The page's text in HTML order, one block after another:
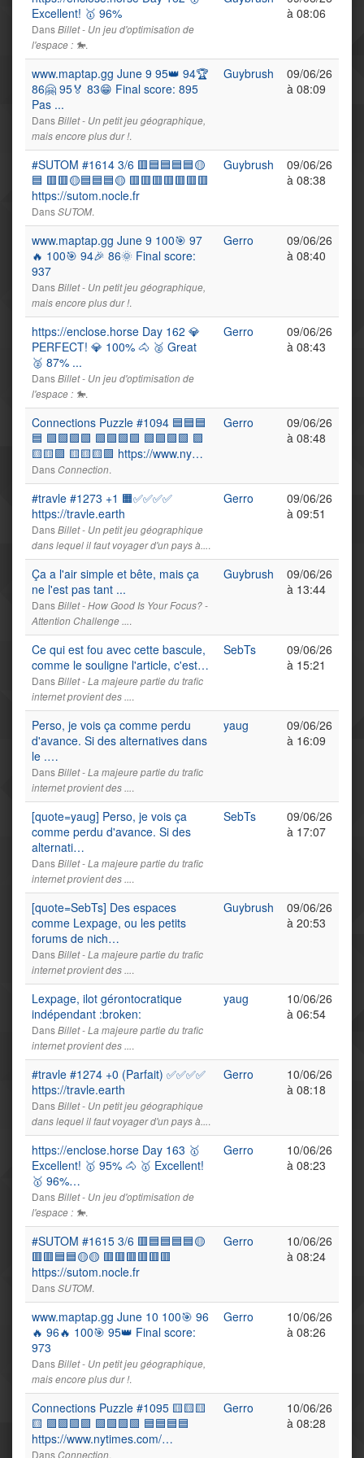
Excellent! 🥇 96%
DansBillet - Un jeu d'optimisation de
l'espace : 🐎.
à 08:06
www.maptap.gg June 9 95👑 94🏆
86🤗 95🏅 83😁 Final score: 895
Pas ...
DansBillet - Un petit jeu géographique,
mais encore plus dur !.
Guybrush
09/06/26
à 08:09
#SUTOM #1614 3/6 🟥🟦🟦🟦🟦🟡
🟦 🟥🟥🟡🟦🟦🟦🟡 🟥🟥🟥🟥🟥🟥🟥
https://sutom.nocle.fr
DansSUTOM.
Guybrush
09/06/26
à 08:38
www.maptap.gg June 9 100🎯 97
🔥 100🎯 94🎉 86🌞 Final score:
937
DansBillet - Un petit jeu géographique,
mais encore plus dur !.
Gerro
09/06/26
à 08:40
https://enclose.horse Day 162 💎
PERFECT! 💎 100% 🐴 🥈 Great
🥈 87% ...
DansBillet - Un jeu d'optimisation de
l'espace : 🐎.
Gerro
09/06/26
à 08:43
Connections Puzzle #1094 🟦🟦🟦
🟦 🟩🟩🟪🟩 🟩🟩🟩🟪 🟩🟩🟩🟩 🟪
🟨🟨🟪 🟨🟨🟨🟪 https://www.ny…
DansConnection.
Gerro
09/06/26
à 08:48
#travle #1273 +1 🟧✅✅✅✅
https://travle.earth
DansBillet - Un petit jeu géographique
dans lequel il faut voyager d'un pays à....
Gerro
09/06/26
à 09:51
Ça a l'air simple et bête, mais ça
ne l'est pas tant ...
DansBillet - How Good Is Your Focus? -
Attention Challenge ....
Guybrush
09/06/26
à 13:44
Ce qui est fou avec cette bascule,
comme le souligne l'article, c'est…
DansBillet - La majeure partie du trafic
internet provient des ....
SebTs
09/06/26
à 15:21
Perso, je vois ça comme perdu
d'avance. Si des alternatives dans
le .…
DansBillet - La majeure partie du trafic
internet provient des ....
yaug
09/06/26
à 16:09
[quote=yaug] Perso, je vois ça
comme perdu d'avance. Si des
alternati…
DansBillet - La majeure partie du trafic
internet provient des ....
SebTs
09/06/26
à 17:07
[quote=SebTs] Des espaces
comme Lexpage, ou les petits
forums de nich…
DansBillet - La majeure partie du trafic
internet provient des ....
Guybrush
09/06/26
à 20:53
Lexpage, ilot gérontocratique
indépendant :broken:
DansBillet - La majeure partie du trafic
internet provient des ....
yaug
10/06/26
à 06:54
#travle #1274 +0 (Parfait) ✅✅✅✅
https://travle.earth
DansBillet - Un petit jeu géographique
dans lequel il faut voyager d'un pays à....
Gerro
10/06/26
à 08:18
https://enclose.horse Day 163 🥇
Excellent! 🥇 95% 🐴 🥇 Excellent!
🥇 96%…
DansBillet - Un jeu d'optimisation de
l'espace : 🐎.
Gerro
10/06/26
à 08:23
#SUTOM #1615 3/6 🟥🟦🟦🟦🟦🟡
🟥🟥🟦🟦🟡🟡 🟥🟥🟥🟥🟥🟥
https://sutom.nocle.fr
DansSUTOM.
Gerro
10/06/26
à 08:24
www.maptap.gg June 10 100🎯 96
🔥 96🔥 100🎯 95👑 Final score:
973
DansBillet - Un petit jeu géographique,
mais encore plus dur !.
Gerro
10/06/26
à 08:26
Connections Puzzle #1095 🟨🟨🟨
🟨 🟪🟪🟪🟪 🟩🟩🟩🟩 🟦🟦🟦🟦
https://www.nytimes.com/…
DansConnection.
Gerro
10/06/26
à 08:28